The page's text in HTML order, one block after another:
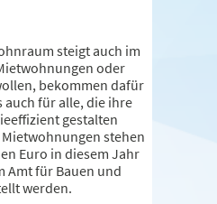
steigt auch im
oder
bekommen dafür
auch für alle, die ihre
gestalten
stehen
Euro in diesem Jahr
Amt für Bauen und
werden.